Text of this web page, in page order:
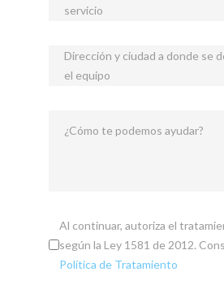
servicio
Dirección y ciudad a donde se
el equipo
¿Cómo te podemos ayudar?
Al continuar, autoriza el
según la Ley 1581 de 2012.
Política de Tratamiento